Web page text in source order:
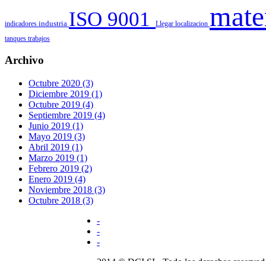
indicadores industria ISO 9001 Llegar localizacion
tanques trabajos
Archivo
Octubre 2020 (3)
Diciembre 2019 (1)
Octubre 2019 (4)
Septiembre 2019 (4)
Junio 2019 (1)
Mayo 2019 (3)
Abril 2019 (1)
Marzo 2019 (1)
Febrero 2019 (2)
Enero 2019 (4)
Noviembre 2018 (3)
Octubre 2018 (3)
-
-
-